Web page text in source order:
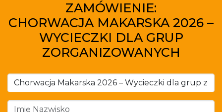
ZAMÓWIENIE:
CHORWACJA MAKARSKA 2026 –
WYCIECZKI DLA GRUP
ZORGANIZOWANYCH